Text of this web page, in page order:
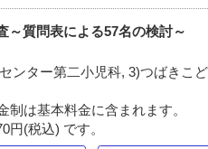
～質問表による57名の検討～
ンター第二小児科, 3)つばきこ
は基本料金に含まれます。
(税込) です。